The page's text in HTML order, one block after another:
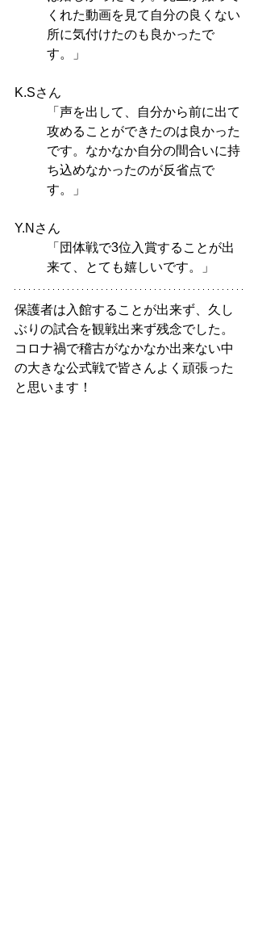
くれた動画を見て自分の良くない
所に気付けたのも良かったで
す。」
K.Sさん
「声を出して、自分から前に出て
攻めることができたのは良かった
です。なかなか自分の間合いに持
ち込めなかったのが反省点で
す。」
Y.Nさん
「団体戦で3位入賞することが出
来て、とても嬉しいです。」
保護者は入館することが出来ず、久し
ぶりの試合を観戦出来ず残念でした。
コロナ禍で稽古がなかなか出来ない中
の大きな公式戦で皆さんよく頑張った
と思います！